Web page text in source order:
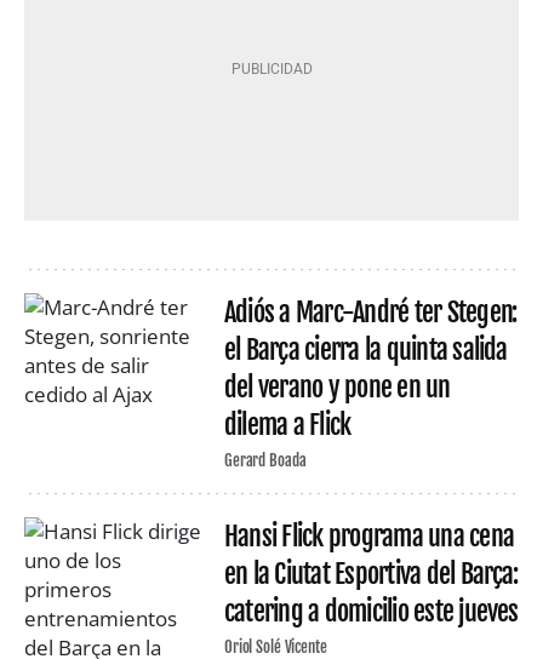
Adiós a Marc-André ter Stegen:
el Barça cierra la quinta salida
del verano y pone en un
dilema a Flick
Gerard Boada
Hansi Flick programa una cena
en la Ciutat Esportiva del Barça:
catering a domicilio este jueves
Oriol Solé Vicente